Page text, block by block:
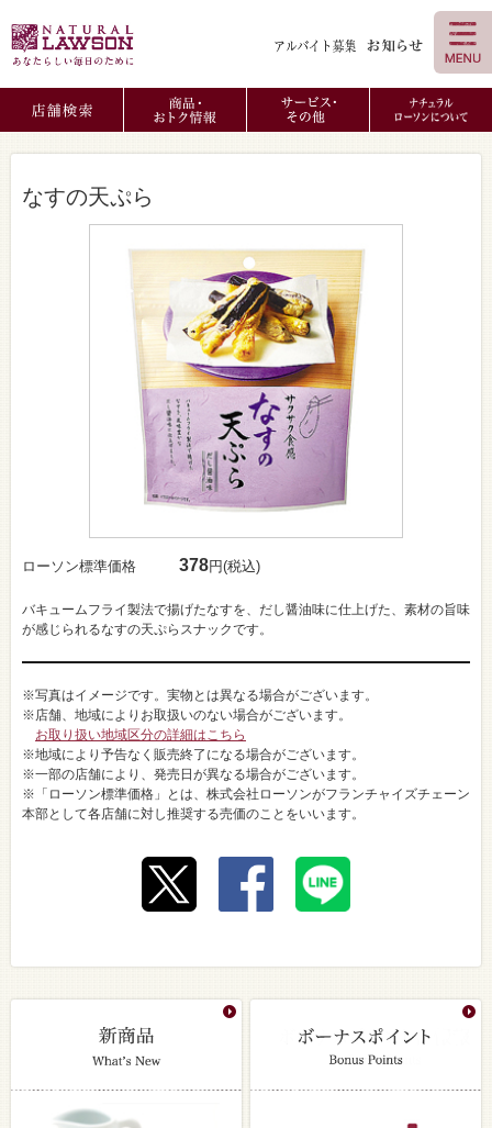
なすの天ぷら
ローソン標準価格 378円(税込)
バキュームフライ製法で揚げたなすを、だし醤油味に仕上げた、素材の旨味
が感じられるなすの天ぷらスナックです。
※写真はイメージです。実物とは異なる場合がございます。
※店舗、地域によりお取扱いのない場合がございます。
お取り扱い地域区分の詳細はこちら
※地域により予告なく販売終了になる場合がございます。
※一部の店舗により、発売日が異なる場合がございます。
※「ローソン標準価格」とは、株式会社ローソンがフランチャイズチェーン
本部として各店舗に対し推奨する売価のことをいいます。